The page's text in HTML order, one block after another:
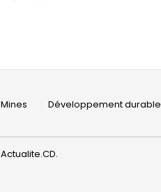
Mines Développement durable
Actualite.CD.